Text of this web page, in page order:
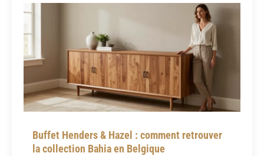
Buffet Henders & Hazel : comment retrouver
la collection Bahia en Belgique